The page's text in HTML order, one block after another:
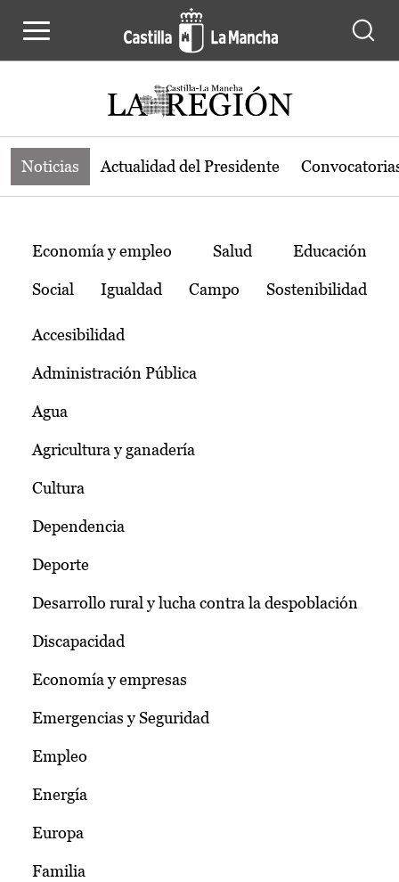
Noticias de la región de Castilla-La
Noticias Actualidad del Presidente
Temas
Economía y empleo Salud Educación
Social Igualdad Campo Sostenibilidad
Accesibilidad
Administración Pública
Agua
Agricultura y ganadería
Cultura
Dependencia
Deporte
Desarrollo rural y lucha contra la despoblación
Discapacidad
Economía y empresas
Emergencias y Seguridad
Empleo
Energía
Europa
Familia